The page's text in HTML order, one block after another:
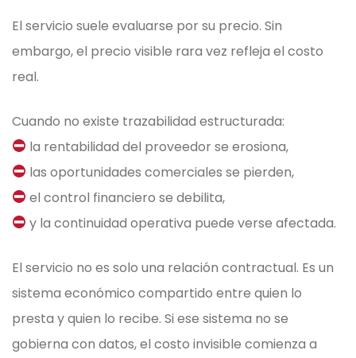
El servicio suele evaluarse por su precio. Sin
embargo, el precio visible rara vez refleja el costo
real.
Cuando no existe trazabilidad estructurada:
la rentabilidad del proveedor se erosiona,
las oportunidades comerciales se pierden,
el control financiero se debilita,
y la continuidad operativa puede verse afectada.
El servicio no es solo una relación contractual. Es un
sistema económico compartido entre quien lo
presta y quien lo recibe. Si ese sistema no se
gobierna con datos, el costo invisible comienza a